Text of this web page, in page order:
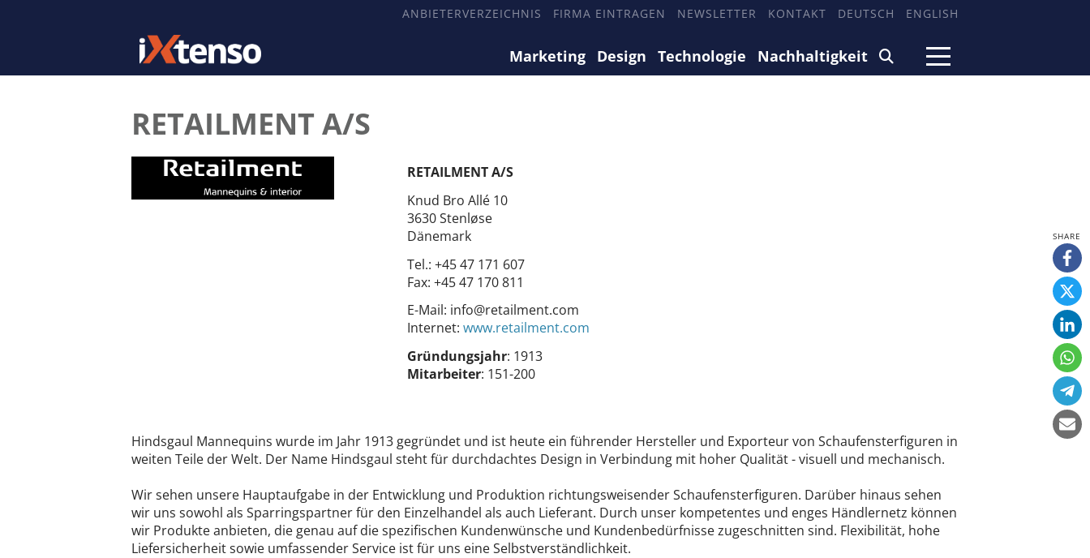
ANBIETERVERZEICHNIS FIRMA EINTRAGEN NEWSLETTER KONTAKT DEUTSCH ENGLISH
Marketing Design Technologie Nachhaltigkeit
RETAILMENT A/S
RETAILMENT A/S
Knud Bro Allé 10
3630 Stenløse
Dänemark
Tel.: +45 47 171 607
Fax: +45 47 170 811
E-Mail: info@retailment.com
Internet: www.retailment.com
Gründungsjahr: 1913
Mitarbeiter: 151-200
Hindsgaul Mannequins wurde im Jahr 1913 gegründet und ist heute ein führender Hersteller und Exporteur von Schaufensterfiguren in
weiten Teile der Welt. Der Name Hindsgaul steht für durchdachtes Design in Verbindung mit hoher Qualität - visuell und mechanisch.
Wir sehen unsere Hauptaufgabe in der Entwicklung und Produktion richtungsweisender Schaufensterfiguren. Darüber hinaus sehen
wir uns sowohl als Sparringspartner für den Einzelhandel als auch Lieferant. Durch unser kompetentes und enges Händlernetz können
wir Produkte anbieten, die genau auf die spezifischen Kundenwünsche und Kundenbedürfnisse zugeschnitten sind. Flexibilität, hohe
Liefersicherheit sowie umfassender Service ist für uns eine Selbstverständlichkeit.